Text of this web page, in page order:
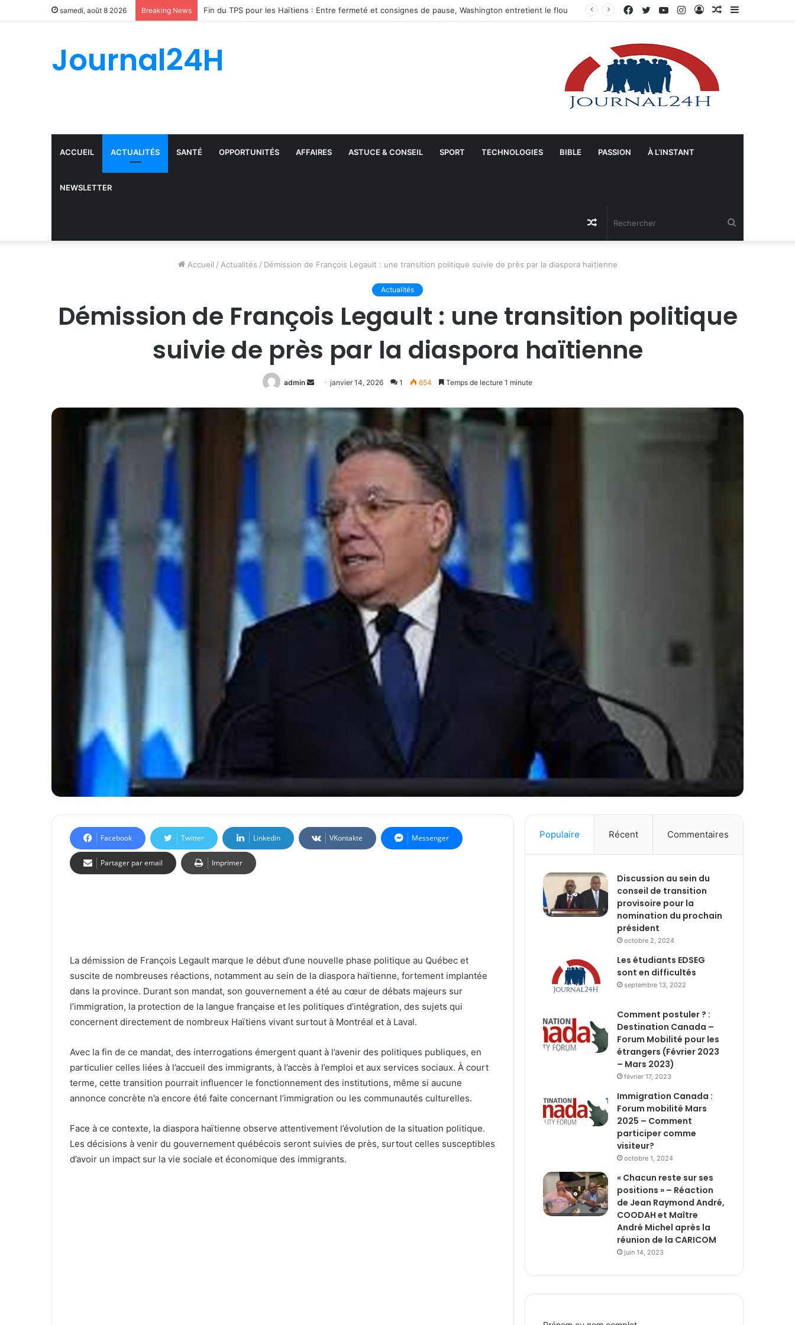
samedi, août 8 2026 Breaking News
Sidebar
Article
Connexion
Instagram
YouTube
Twitter
Facebook
Journal24H
ACCUEIL ACTUALITÉS SANTÉ OPPORTUNITÉS AFFAIRES ASTUCE & CONSEIL SPORT TECHNOLOGIES BIBLE PASSION À L’INSTANT
NEWSLETTER
Article
Accueil / Actualités / Démission de François Legault : une transition politique suivie de près par la diaspora haïtienne
Actualités
Démission de François Legault : une transition politique
suivie de près par la diaspora haïtienne
admin
Envoyer
courriel
janvier 14, 2026 1 654 Temps de lecture 1 minute
Facebook Twitter Linkedin VKontakte Messenger
Partager par email Imprimer
La démission de François Legault marque le début d’une nouvelle phase politique au Québec et
suscite de nombreuses réactions, notamment au sein de la diaspora haïtienne, fortement implantée
dans la province. Durant son mandat, son gouvernement a été au cœur de débats majeurs sur
l’immigration, la protection de la langue française et les politiques d’intégration, des sujets qui
concernent directement de nombreux Haïtiens vivant surtout à Montréal et à Laval.
Avec la fin de ce mandat, des interrogations émergent quant à l’avenir des politiques publiques, en
particulier celles liées à l’accueil des immigrants, à l’accès à l’emploi et aux services sociaux. À court
terme, cette transition pourrait influencer le fonctionnement des institutions, même si aucune
annonce concrète n’a encore été faite concernant l’immigration ou les communautés culturelles.
Face à ce contexte, la diaspora haïtienne observe attentivement l’évolution de la situation politique.
Les décisions à venir du gouvernement québécois seront suivies de près, surtout celles susceptibles
d’avoir un impact sur la vie sociale et économique des immigrants.
Populaire Récent Commentaires
Discussion au sein du
conseil de transition
provisoire pour la
nomination du prochain
président
octobre 2, 2024
Les étudiants EDSEG
sont en difficultés
septembre 13, 2022
Comment postuler ? :
Destination Canada –
Forum Mobilité pour les
étrangers (Février 2023
– Mars 2023)
février 17, 2023
Immigration Canada :
Forum mobilité Mars
2025 – Comment
participer comme
visiteur?
octobre 1, 2024
« Chacun reste sur ses
positions » – Réaction
de Jean Raymond André,
COODAH et Maître
André Michel après la
réunion de la CARICOM
juin 14, 2023